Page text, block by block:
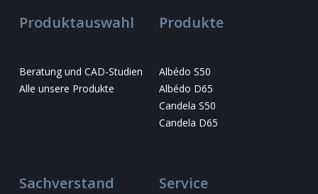
Produktauswahl
Beratung und CAD-Studien
Alle unsere Produkte
Produkte
Albédo S50
Albédo D65
Candela S50
Candela D65
Sachverstand Service